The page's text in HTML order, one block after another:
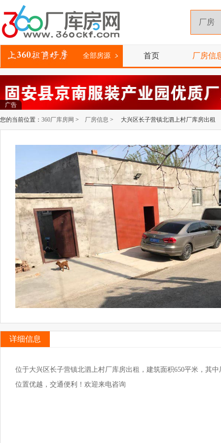
全部房源 首页 厂房信
广告
您的当前位置： 360厂库房网 > 厂房信息 > 大兴区长子营镇北泗上村厂库房出租
详细信息
位于大兴区长子营镇北泗上村厂库房出租，建筑面积650平米，其中
位置优越，交通便利！欢迎来电咨询